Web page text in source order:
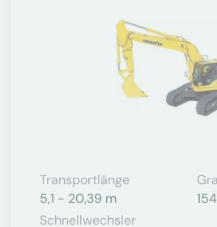
Transportlänge
5,1 - 20,39 m
Schnellwechsler